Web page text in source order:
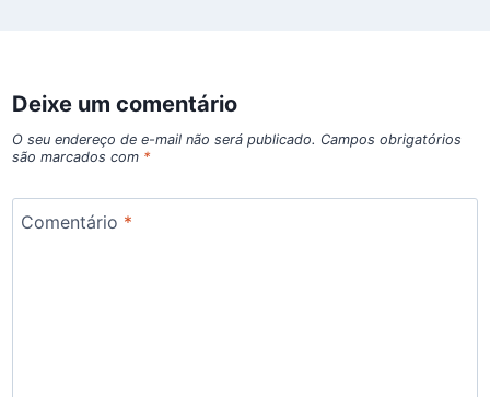
Deixe um comentário
O seu endereço de e-mail não será publicado. Campos obrigatórios
são marcados com *
Comentário *